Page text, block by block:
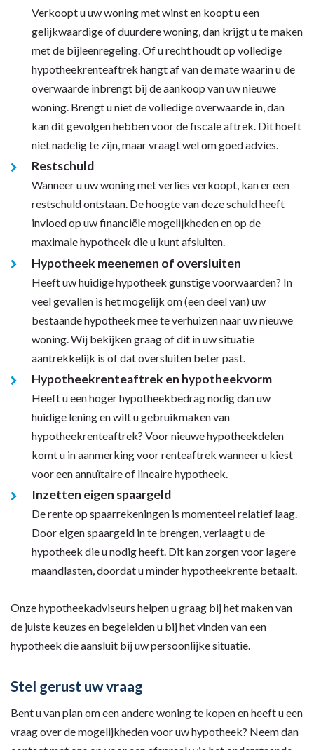
Verkoopt u uw woning met winst en koopt u een
gelijkwaardige of duurdere woning, dan krijgt u te maken
met de bijleenregeling. Of u recht houdt op volledige
hypotheekrenteaftrek hangt af van de mate waarin u de
overwaarde inbrengt bij de aankoop van uw nieuwe
woning. Brengt u niet de volledige overwaarde in, dan
kan dit gevolgen hebben voor de fiscale aftrek. Dit hoeft
niet nadelig te zijn, maar vraagt wel om goed advies.
Restschuld
Wanneer u uw woning met verlies verkoopt, kan er een
restschuld ontstaan. De hoogte van deze schuld heeft
invloed op uw financiële mogelijkheden en op de
maximale hypotheek die u kunt afsluiten.
Hypotheek meenemen of oversluiten
Heeft uw huidige hypotheek gunstige voorwaarden? In
veel gevallen is het mogelijk om (een deel van) uw
bestaande hypotheek mee te verhuizen naar uw nieuwe
woning. Wij bekijken graag of dit in uw situatie
aantrekkelijk is of dat oversluiten beter past.
Hypotheekrenteaftrek en hypotheekvorm
Heeft u een hoger hypotheekbedrag nodig dan uw
huidige lening en wilt u gebruikmaken van
hypotheekrenteaftrek? Voor nieuwe hypotheekdelen
komt u in aanmerking voor renteaftrek wanneer u kiest
voor een annuïtaire of lineaire hypotheek.
Inzetten eigen spaargeld
De rente op spaarrekeningen is momenteel relatief laag.
Door eigen spaargeld in te brengen, verlaagt u de
hypotheek die u nodig heeft. Dit kan zorgen voor lagere
maandlasten, doordat u minder hypotheekrente betaalt.
Onze hypotheekadviseurs helpen u graag bij het maken van
de juiste keuzes en begeleiden u bij het vinden van een
hypotheek die aansluit bij uw persoonlijke situatie.
Stel gerust uw vraag
Bent u van plan om een andere woning te kopen en heeft u een
vraag over de mogelijkheden voor uw hypotheek? Neem dan